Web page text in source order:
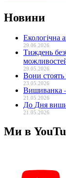
Новини
Екологічна
29.06.2026
Тиждень
29.05.2026
Вони
23.05.2026
Вишиванка
21.05.2026
До Дня
21.05.2026
Ми в